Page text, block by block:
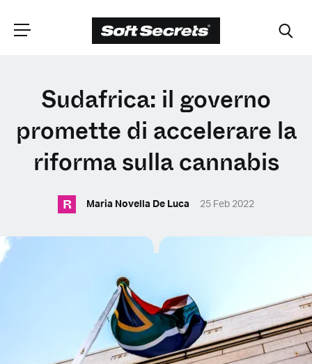
SCEGLI LA
TUA POSIZIONE
Dutch
English (United Kingdom)
English (United States)
Spanish (Spain)
Spanish (Latin America)
German
Sudafrica: il governo
promette di accelerare la
riforma sulla cannabis
R Maria Novella De Luca 25 Feb 2022